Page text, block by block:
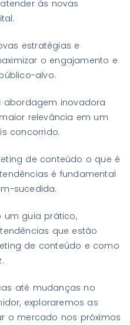
às novas
estratégias e
o engajamento e
alvo.
abordagem inovadora
relevância em um
concorrido.
de conteúdo o que é
é fundamental
sucedida.
um guia prático,
que estão
de conteúdo e como
até mudanças no
exploraremos as
o mercado nos próximos